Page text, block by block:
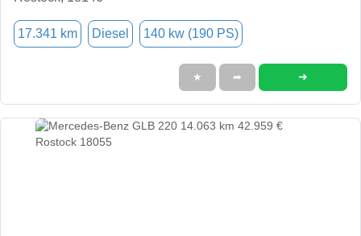
17.341 km Diesel 140 kw (190 PS)
★ ➦ ➜